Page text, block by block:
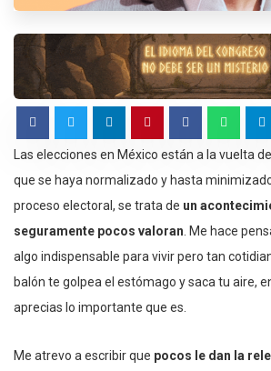
Las elecciones en México están a la vuelta
que se haya normalizado y hasta
proceso electoral, se trata de un
seguramente pocos valoran. Me hace
algo indispensable para vivir pero tan
balón te golpea el estómago y saca tu aire,
aprecias lo importante que es.
Me atrevo a escribir que pocos le dan la